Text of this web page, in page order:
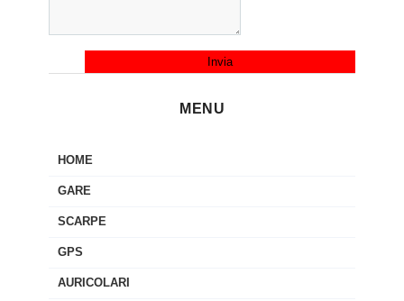
MENU
HOME
GARE
SCARPE
GPS
AURICOLARI